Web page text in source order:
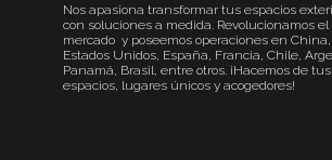
Nos apasiona transformar tus espacios
con soluciones a medida. Revolucionamos el
mercado y poseemos operaciones en China,
Estados Unidos, España, Francia, Chile,
Panamá, Brasil, entre otros. ¡Hacemos de tus
espacios, lugares únicos y acogedores!